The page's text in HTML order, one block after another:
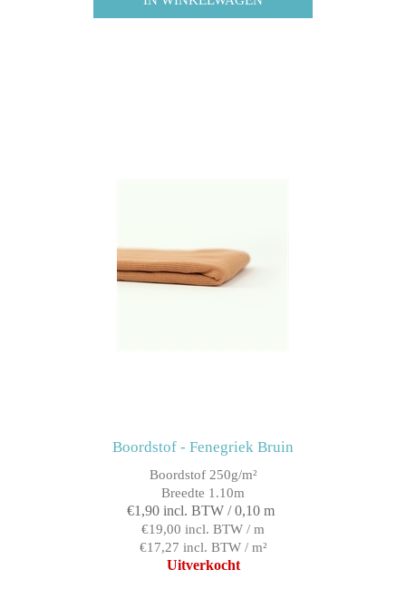
Boordstof - Fenegriek Bruin
Boordstof 250g/m²
Breedte 1.10m
€1,90 incl. BTW / 0,10 m
€19,00 incl. BTW / m
€17,27 incl. BTW / m²
Uitverkocht